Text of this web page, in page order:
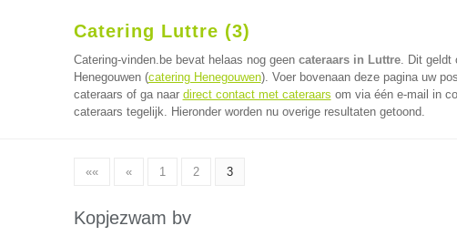
Catering Luttre (3)
Catering-vinden.be bevat helaas nog geen cateraars in Luttre. Dit geldt
Henegouwen (catering Henegouwen). Voer bovenaan deze pagina uw
cateraars of ga naar direct contact met cateraars om via één e-mail in
cateraars tegelijk. Hieronder worden nu overige resultaten getoond.
«« « 1 2 3
Kopjezwam bv